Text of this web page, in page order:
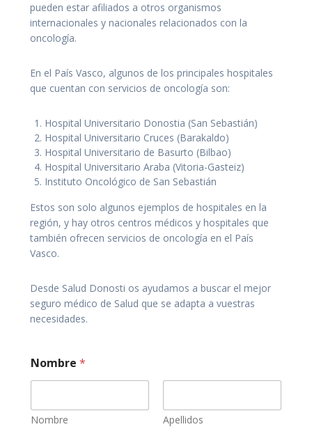
pueden estar afiliados a otros organismos
internacionales y nacionales relacionados con la
oncología.
En el País Vasco, algunos de los principales hospitales
que cuentan con servicios de oncología son:
Hospital Universitario Donostia (San Sebastián)
Hospital Universitario Cruces (Barakaldo)
Hospital Universitario de Basurto (Bilbao)
Hospital Universitario Araba (Vitoria-Gasteiz)
Instituto Oncológico de San Sebastián
Estos son solo algunos ejemplos de hospitales en la
región, y hay otros centros médicos y hospitales que
también ofrecen servicios de oncología en el País
Vasco.
Desde Salud Donosti os ayudamos a buscar el mejor
seguro médico de Salud que se adapta a vuestras
necesidades.
Nombre *
Nombre Apellidos